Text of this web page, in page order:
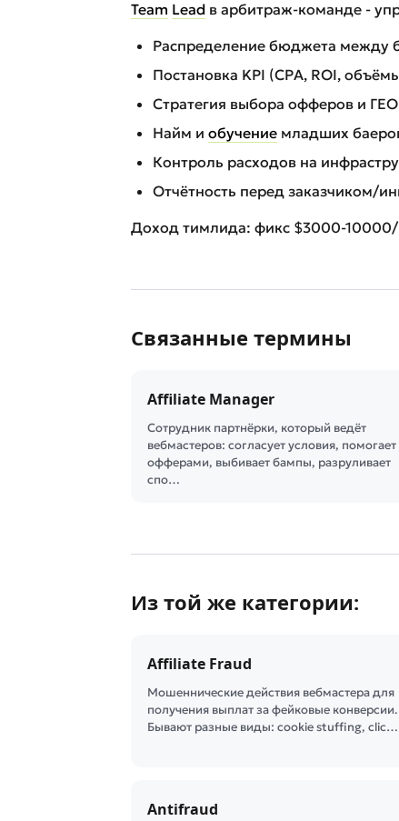
Team Lead в арбитраж-команде -
Распределение бюджета между
Постановка KPI (CPA, ROI,
Стратегия выбора офферов и
Найм и обучение младших
Контроль расходов на
Отчётность перед заказчиком/
Доход тимлида: фикс $3000-
Связанные термины
Affiliate Manager
Сотрудник партнёрки, который ведёт
вебмастеров: согласует условия, помогает
офферами, выбивает бампы, разруливает
спо…
Из той же категории:
Affiliate Fraud
Мошеннические действия вебмастера для
получения выплат за фейковые конверсии.
Бывают разные виды: cookie stuffing, clic…
Antifraud